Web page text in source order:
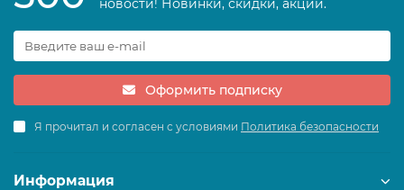
новости! Новинки, скидки, акции.
Оформить подписку
Я прочитал и согласен с условиями Политика безопасности
Информация